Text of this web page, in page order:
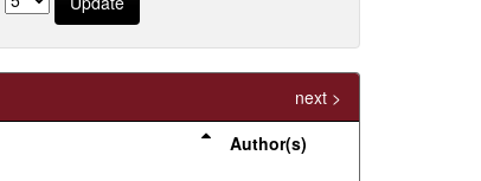
next >
Author(s)